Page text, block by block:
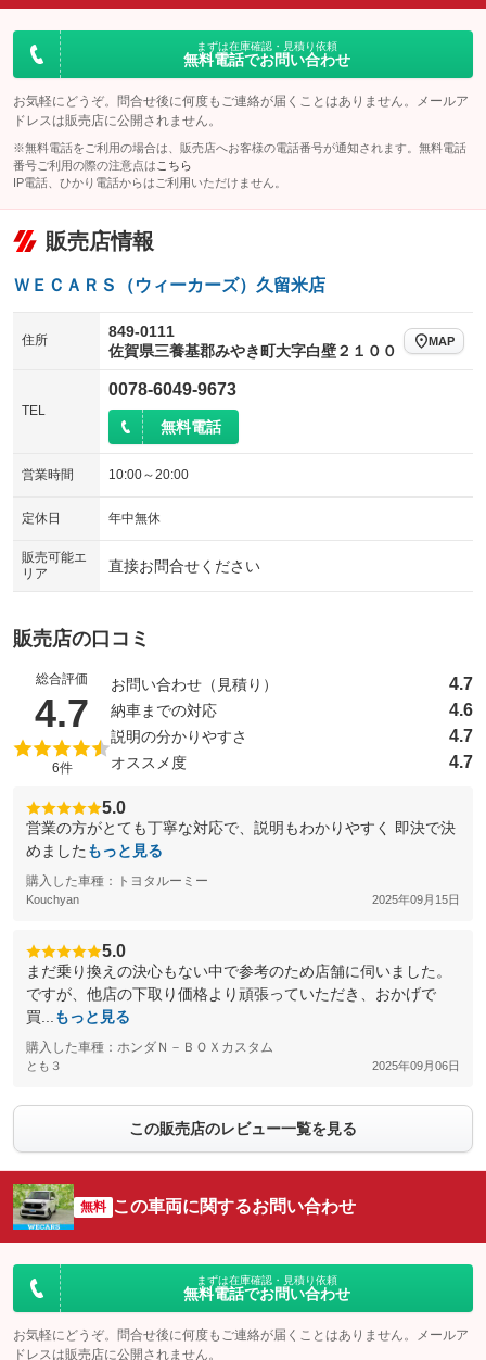
：装備なし
：装備なし
まずは在庫確認・見積り依頼
無料電話でお問い合わせ
お気軽にどうぞ。問合せ後に何度もご連絡が届くことはありません。メールア
ドレスは販売店に公開されません。
※無料電話をご利用の場合は、販売店へお客様の電話番号が通知されます。無料電話
番号ご利用の際の注意点は こちら
IP電話、ひかり電話からはご利用いただけません。
販売店情報
ＷＥＣＡＲＳ（ウィーカーズ）久留米店
住所
849-0111
佐賀県三養基郡みやき町大字白壁２１００
MAP
TEL
0078-6049-9673
無料電話
営業時間 10:00～20:00
定休日 年中無休
販売可能エ
リア
直接お問合せください
販売店の口コミ
総合評価
4.7 （5点満点中）
6件
お問い合わせ（見積り） 4.7
納車までの対応 4.6
説明の分かりやすさ 4.7
オススメ度 4.7
5.0
営業の方がとても丁寧な対応で、説明もわかりやすく 即決で決
めました もっと見る
購入した車種：トヨタルーミー
Kouchyan 2025年09月15日
5.0
まだ乗り換えの決心もない中で参考のため店舗に伺いました。
ですが、他店の下取り価格より頑張っていただき、おかげで
買...
もっと見る
購入した車種：ホンダＮ－ＢＯＸカスタム
とも３ 2025年09月06日
この販売店のレビュー一覧を見る
無料 この車両に関するお問い合わせ
まずは在庫確認・見積り依頼
無料電話でお問い合わせ
お気軽にどうぞ。問合せ後に何度もご連絡が届くことはありません。メールア
ドレスは販売店に公開されません。